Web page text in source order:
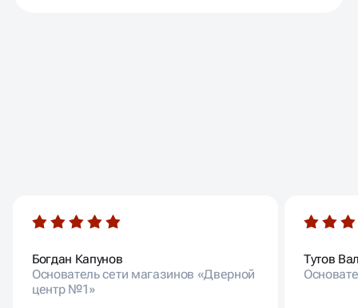
Богдан Капунов
Основатель сети магазинов «Дверной
центр №1»
Тутов